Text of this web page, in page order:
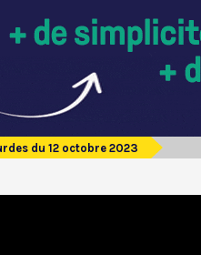
du 12 octobre 2023